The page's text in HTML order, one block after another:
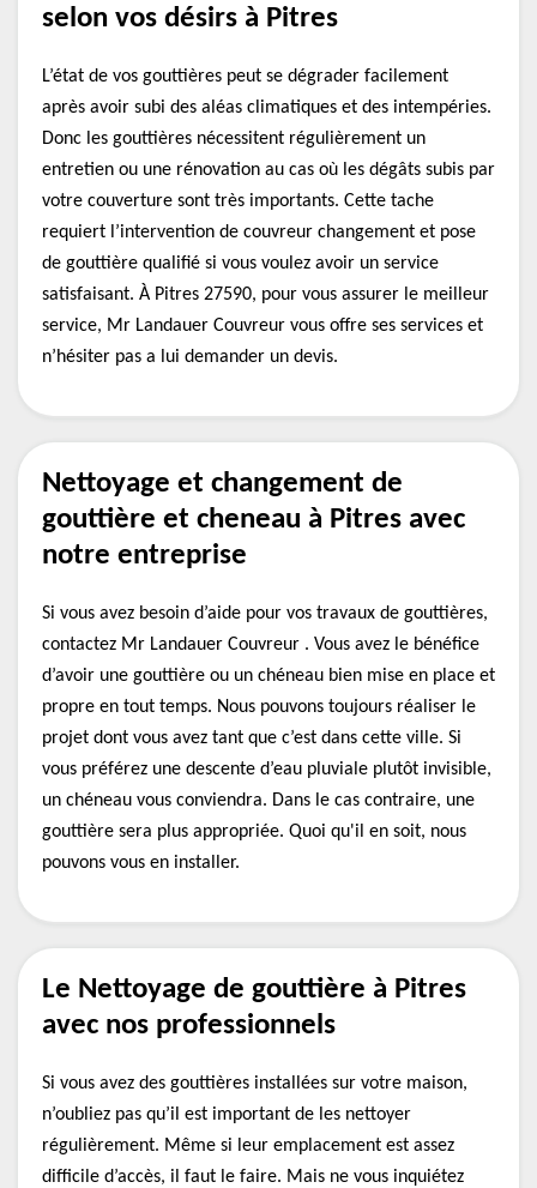
selon vos désirs à Pitres
L’état de vos gouttières peut se dégrader facilement
après avoir subi des aléas climatiques et des intempéries.
Donc les gouttières nécessitent régulièrement un
entretien ou une rénovation au cas où les dégâts subis par
votre couverture sont très importants. Cette tache
requiert l’intervention de couvreur changement et pose
de gouttière qualifié si vous voulez avoir un service
satisfaisant. À Pitres 27590, pour vous assurer le meilleur
service, Mr Landauer Couvreur vous offre ses services et
n’hésiter pas a lui demander un devis.
Nettoyage et changement de
gouttière et cheneau à Pitres avec
notre entreprise
Si vous avez besoin d’aide pour vos travaux de gouttières,
contactez Mr Landauer Couvreur . Vous avez le bénéfice
d’avoir une gouttière ou un chéneau bien mise en place et
propre en tout temps. Nous pouvons toujours réaliser le
projet dont vous avez tant que c’est dans cette ville. Si
vous préférez une descente d’eau pluviale plutôt invisible,
un chéneau vous conviendra. Dans le cas contraire, une
gouttière sera plus appropriée. Quoi qu'il en soit, nous
pouvons vous en installer.
Le Nettoyage de gouttière à Pitres
avec nos professionnels
Si vous avez des gouttières installées sur votre maison,
n’oubliez pas qu’il est important de les nettoyer
régulièrement. Même si leur emplacement est assez
difficile d’accès, il faut le faire. Mais ne vous inquiétez